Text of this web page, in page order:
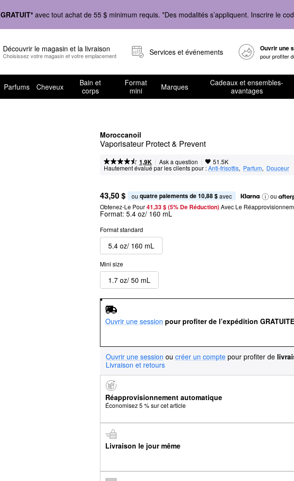
GRATUIT* avec tout achat de 55 $ minimum requis. *Des modalités s’appliquent. Inscrire le
Découvrir le magasin et la livraison
Choisissez votre magasin et votre emplacement Services et événements Ouvrir une
pour profiter
Parfums Cheveux
Bain et
corps
Format
mini
Marques
Cadeaux et ensembles-
avantages
Moroccanoil
Vaporisateur Protect & Prevent
1,9K | Ask a question | 51.5K
Hautement évalué par les clients pour :Anti-frisottis, Parfum, Douceur
43,50 $ ou quatre paiements de 10,88 $ avec
ou
Obtenez-Le Pour41,33 $ (5% De Réduction) Avec Le
Format: 5.4 oz/ 160 mL
Format standard
5.4 oz/ 160 mL
Mini size
1.7 oz/ 50 mL
Ouvrir une session pour profiter de l’expédition GRATUITE
Ouvrir une session ou créer un compte pour profiter de
Livraison et retours
Réapprovisionnement automatique
Économisez 5 % sur cet article
Livraison le jour même